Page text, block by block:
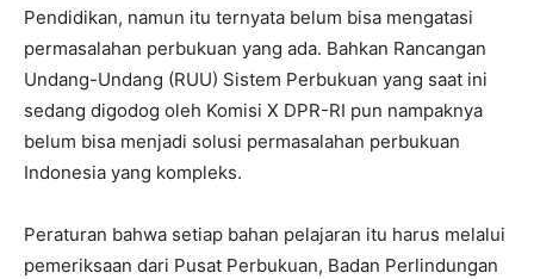
Pendidikan, namun itu ternyata belum bisa mengatasi
permasalahan perbukuan yang ada. Bahkan Rancangan
Undang-Undang (RUU) Sistem Perbukuan yang saat ini
sedang digodog oleh Komisi X DPR-RI pun nampaknya
belum bisa menjadi solusi permasalahan perbukuan
Indonesia yang kompleks.
Peraturan bahwa setiap bahan pelajaran itu harus melalui
pemeriksaan dari Pusat Perbukuan, Badan Perlindungan